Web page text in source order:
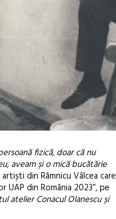
fizică, doar că nu
aveam și o mică bucătărie
din Râmnicu Vâlcea care
din România 2023”, pe
atelier Conacul Olanescu și